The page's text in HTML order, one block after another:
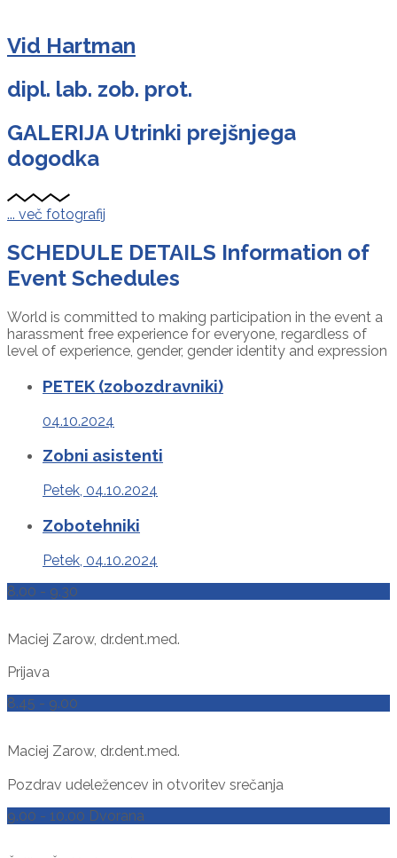
Vid Hartman
dipl. lab. zob. prot.
GALERIJAUtrinki prejšnjega
dogodka
... več fotografij
SCHEDULE DETAILS Information of
Event Schedules
World is committed to making participation in the event a
harassment free experience for everyone, regardless of
level of experience, gender, gender identity and expression
PETEK (zobozdravniki)
04.10.2024
Zobni asistenti
Petek, 04.10.2024
Zobotehniki
Petek, 04.10.2024
8.00 - 9.30
Maciej Zarow, dr.dent.med.
Prijava
8.45 - 9.00
Maciej Zarow, dr.dent.med.
Pozdrav udeležencev in otvoritev srečanja
9.00 - 10.00 Dvorana